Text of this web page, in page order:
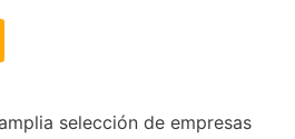
selección de empresas